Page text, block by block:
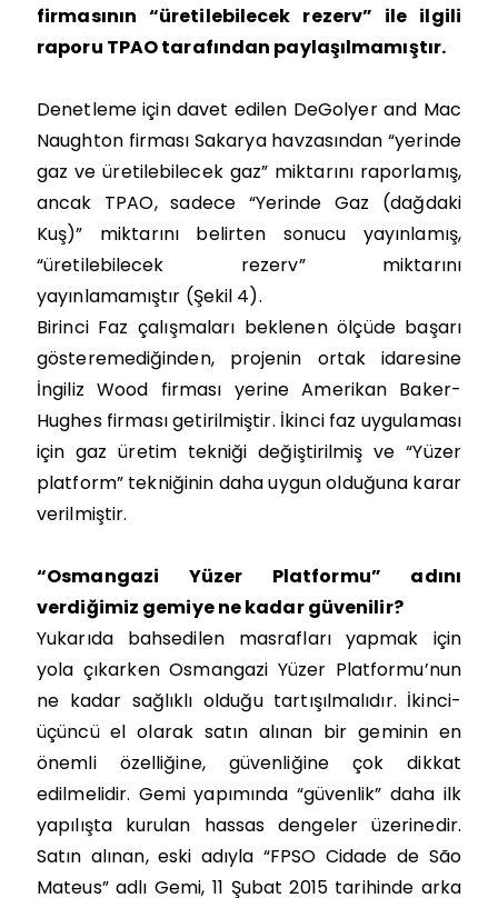
firmasının “üretilebilecek rezerv” ile ilgili
raporu TPAO tarafından paylaşılmamıştır.
Denetleme için davet edilen DeGolyer and Mac
Naughton firması Sakarya havzasından “yerinde
gaz ve üretilebilecek gaz” miktarını raporlamış,
ancak TPAO, sadece “Yerinde Gaz (dağdaki
Kuş)” miktarını belirten sonucu yayınlamış,
“üretilebilecek rezerv” miktarını
yayınlamamıştır (Şekil 4).
Birinci Faz çalışmaları beklenen ölçüde başarı
gösteremediğinden, projenin ortak idaresine
İngiliz Wood firması yerine Amerikan Baker-
Hughes firması getirilmiştir. İkinci faz uygulaması
için gaz üretim tekniği değiştirilmiş ve “Yüzer
platform” tekniğinin daha uygun olduğuna karar
verilmiştir.
“Osmangazi Yüzer Platformu” adını
verdiğimiz gemiye ne kadar güvenilir?
Yukarıda bahsedilen masrafları yapmak için
yola çıkarken Osmangazi Yüzer Platformu’nun
ne kadar sağlıklı olduğu tartışılmalıdır. İkinci-
üçüncü el olarak satın alınan bir geminin en
önemli özelliğine, güvenliğine çok dikkat
edilmelidir. Gemi yapımında “güvenlik” daha ilk
yapılışta kurulan hassas dengeler üzerinedir.
Satın alınan, eski adıyla “FPSO Cidade de São
Mateus” adlı Gemi, 11 Şubat 2015 tarihinde arka